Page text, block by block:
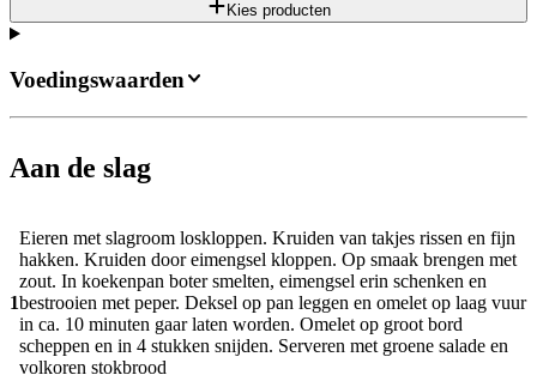
Kies producten
Aan de slag
1
Eieren met slagroom loskloppen. Kruiden van takjes rissen en fijn
hakken. Kruiden door eimengsel kloppen. Op smaak brengen met
zout. In koekenpan boter smelten, eimengsel erin schenken en
bestrooien met peper. Deksel op pan leggen en omelet op laag vuur
in ca. 10 minuten gaar laten worden. Omelet op groot bord
scheppen en in 4 stukken snijden. Serveren met groene salade en
volkoren stokbrood
Voedingswaarden